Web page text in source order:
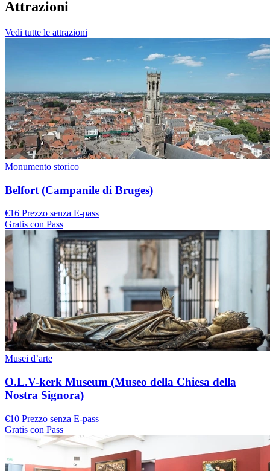
Attrazioni
Vedi tutte le attrazioni
Monumento storico
Belfort (Campanile di Bruges)
€16 Prezzo senza E-pass
Gratis con Pass
Musei d’arte
O.L.V-kerk Museum (Museo della Chiesa della
Nostra Signora)
€10 Prezzo senza E-pass
Gratis con Pass